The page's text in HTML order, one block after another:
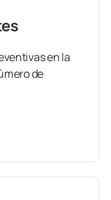
en la
de